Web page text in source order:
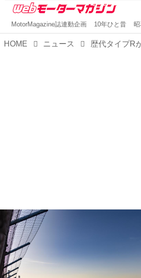
MotorMagazine誌連動企画 10年ひと昔
HOME ニュース